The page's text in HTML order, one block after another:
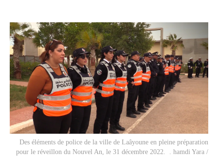
Des éléments de police de la ville de Laâyoune en pleine préparation
pour le réveillon du Nouvel An, le 31 décembre 2022. . hamdi Yara /